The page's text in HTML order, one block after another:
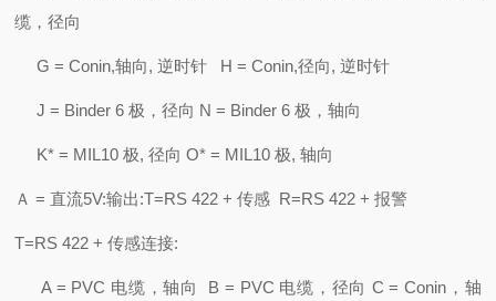
缆，径向
G = Conin,轴向, 逆时针 H = Conin,径向, 逆时针
J = Binder 6 极，径向 N = Binder 6 极，轴向
K* = MIL10 极, 径向 O* = MIL10 极, 轴向
Ａ = 直流5V:输出:T=RS 422 + 传感 R=RS 422 + 报警
T=RS 422 + 传感连接:
A = PVC 电缆，轴向 B = PVC 电缆，径向 C = Conin，轴